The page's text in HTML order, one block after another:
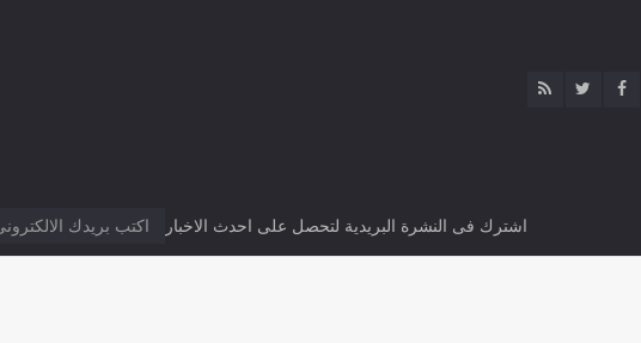
اشترك فى النشرة البريدية لتحصل على احدث الاخبار